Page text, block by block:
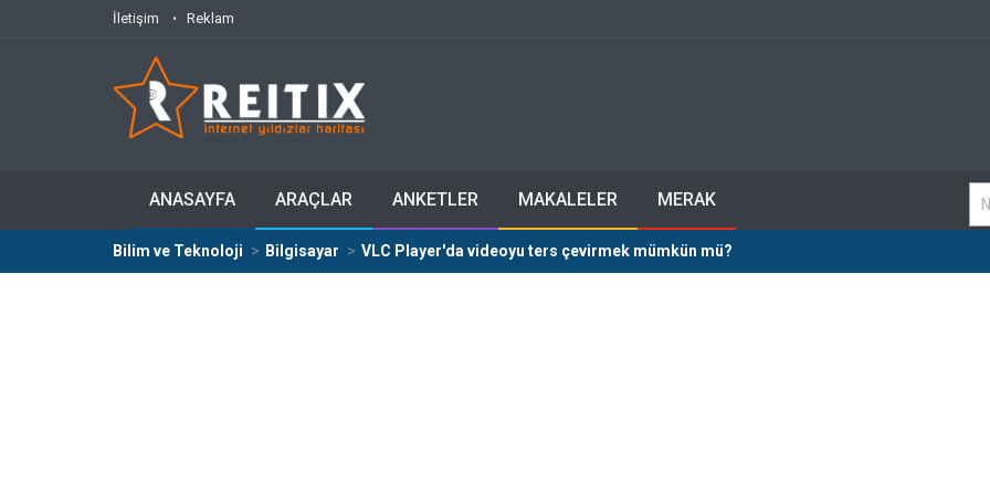
İletişim Reklam
ANASAYFA ARAÇLAR ANKETLER MAKALELER MERAK
Bilim ve Teknoloji Bilgisayar VLC Player'da videoyu ters çevirmek mümkün mü?